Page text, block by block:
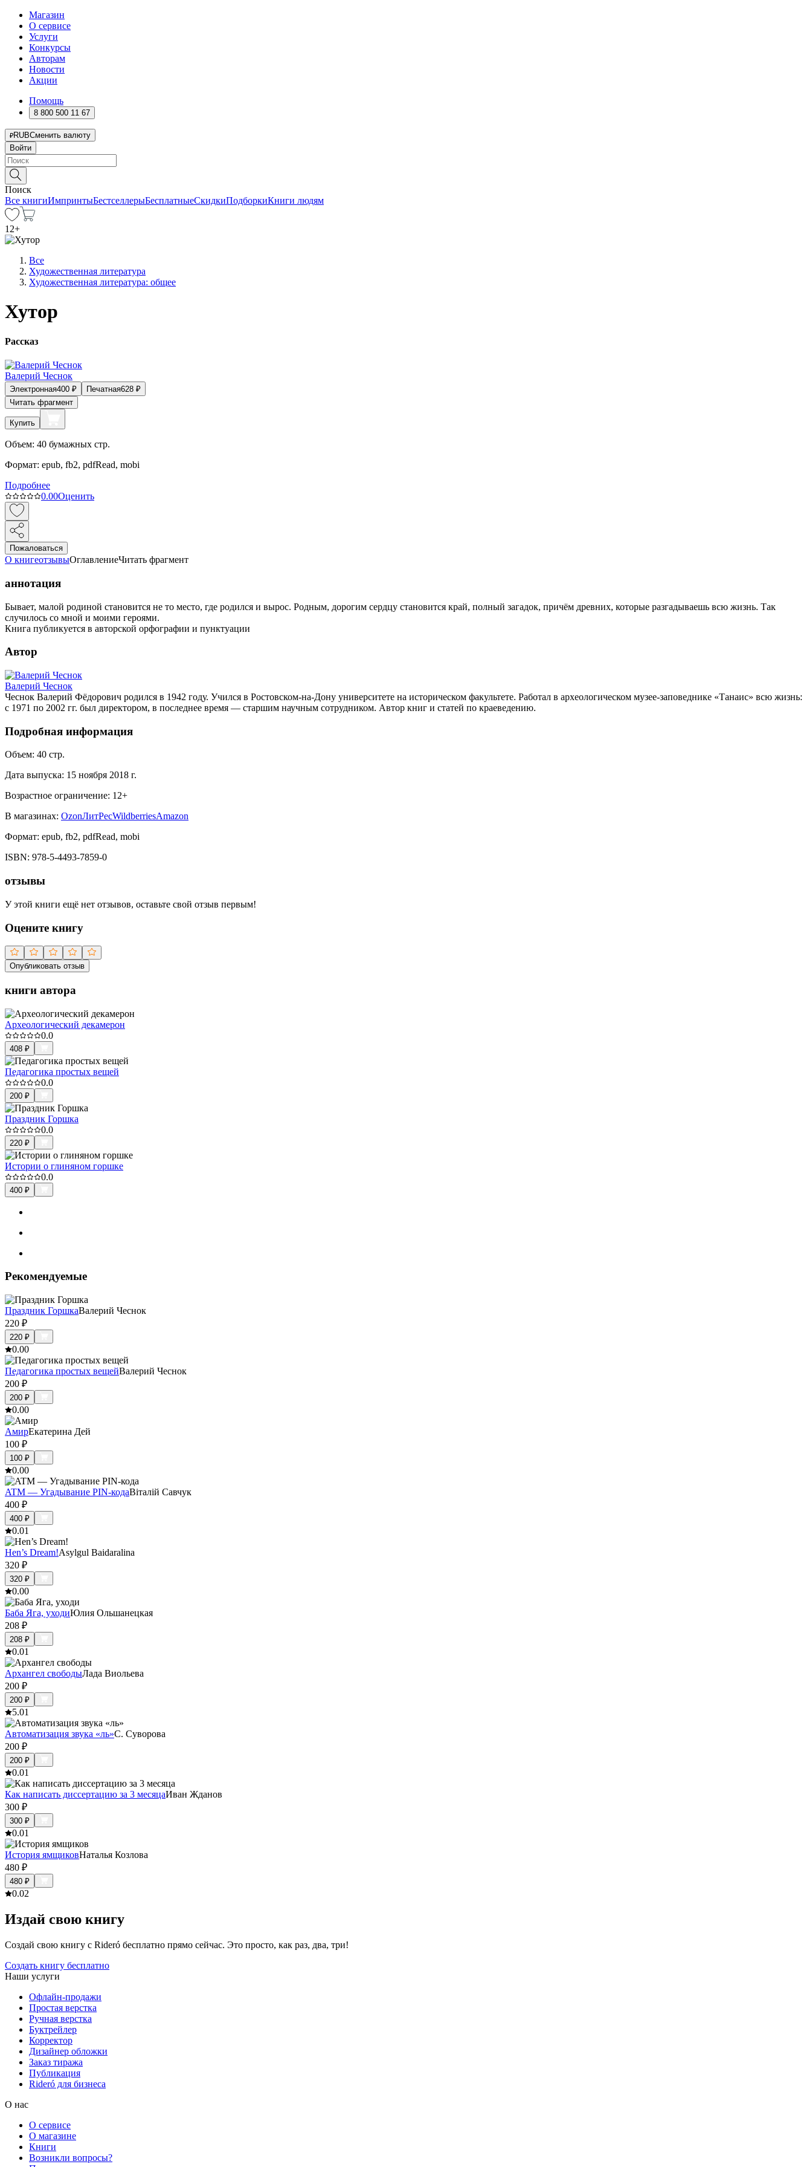
Магазин
О сервисе
Услуги
Конкурсы
Авторам
Новости
Акции
Помощь
8 800 500 11 67
RUBСменить валюту
Войти
Поиск
Все книгиИмпринтыБестселлерыБесплатныеСкидкиПодборкиКниги людям
12+
Все
Художественная литература
Художественная литература: общее
Хутор
Рассказ
Валерий Чеснок
Электронная400 ₽ Печатная628 ₽
Читать фрагмент
Купить
Объем: 40 бумажных стр.
Формат: epub, fb2, pdfRead, mobi
Подробнее
0.00Оценить
Пожаловаться
О книгеотзывыОглавлениеЧитать фрагмент
аннотация
Бывает, малой родиной становится не то место, где родился и вырос. Родным, дорогим сердцу становится край, полный загадок, причём древних, которые разгадываешь всю жизнь. Так
случилось со мной и моими героями.
Книга публикуется в авторской орфографии и пунктуации
Автор
Валерий Чеснок
Чеснок Валерий Фёдорович родился в 1942 году. Учился в Ростовском-на-Дону университете на историческом факультете. Работал в археологическом музее-заповеднике «Танаис» всю жизнь:
с 1971 по 2002 гг. был директором, в последнее время — старшим научным сотрудником. Автор книг и статей по краеведению.
Подробная информация
Объем: 40 стр.
Дата выпуска: 15 ноября 2018 г.
Возрастное ограничение: 12+
В магазинах: OzonЛитРесWildberriesAmazon
Формат: epub, fb2, pdfRead, mobi
ISBN: 978-5-4493-7859-0
отзывы
У этой книги ещё нет отзывов, оставьте свой отзыв первым!
Оцените книгу
Опубликовать отзыв
книги автора
Археологический декамерон
0.0
408 ₽
Педагогика простых вещей
0.0
200 ₽
Праздник Горшка
0.0
220 ₽
Истории о глиняном горшке
0.0
400 ₽
Рекомендуемые
Праздник ГоршкаВалерий Чеснок
220 ₽
220 ₽
0.00
Педагогика простых вещейВалерий Чеснок
200 ₽
200 ₽
0.00
АмирЕкатерина Дей
100 ₽
100 ₽
0.00
ATM — Угадывание PIN-кодаВіталій Савчук
400 ₽
400 ₽
0.01
Hen’s Dream!Asylgul Baidaralina
320 ₽
320 ₽
0.00
Баба Яга, уходиЮлия Ольшанецкая
208 ₽
208 ₽
0.01
Архангел свободыЛада Виольева
200 ₽
200 ₽
5.01
Автоматизация звука «ль»С. Суворова
200 ₽
200 ₽
0.01
Как написать диссертацию за 3 месяцаИван Жданов
300 ₽
300 ₽
0.01
История ямщиковНаталья Козлова
480 ₽
480 ₽
0.02
Издай свою книгу
Создай свою книгу с Rideró бесплатно прямо сейчас. Это просто, как раз, два, три!
Создать книгу бесплатно
Наши услуги
Офлайн-продажи
Простая верстка
Ручная верстка
Буктрейлер
Корректор
Дизайнер обложки
Заказ тиража
Публикация
Rideró для бизнеса
О нас
О сервисе
О магазине
Книги
Возникли вопросы?